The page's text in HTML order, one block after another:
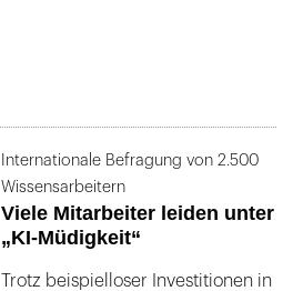
Internationale Befragung von 2.500
Wissensarbeitern
Viele Mitarbeiter leiden unter
„KI-Müdigkeit“
Trotz beispielloser Investitionen in